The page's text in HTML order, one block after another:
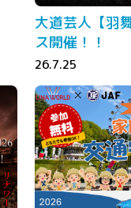
大道芸人【羽
ス開催！！
26.7.25